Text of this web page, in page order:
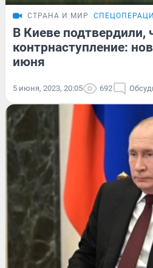
СТРАНА И МИР
В Киеве подтвердили,
контрнаступление:
июня
5 июня, 2023, 20:05 692